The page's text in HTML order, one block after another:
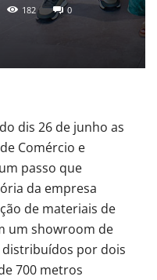
182 0
dis 26 de junho as
Comércio e
passo que
da empresa
de materiais de
um showroom de
por dois
700 metros